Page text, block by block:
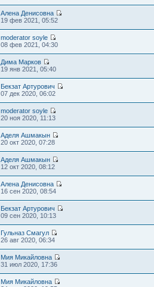
Алена Денисовна
19 фев 2021, 05:52
moderator soyle
08 фев 2021, 04:30
Дима Марков
19 янв 2021, 05:40
Бекзат Артурович
07 дек 2020, 06:02
moderator soyle
20 ноя 2020, 11:13
Аделя Ашмакын
20 окт 2020, 07:28
Аделя Ашмакын
12 окт 2020, 08:12
Алена Денисовна
16 сен 2020, 08:54
Бекзат Артурович
09 сен 2020, 10:13
Гульназ Смагул
26 авг 2020, 06:34
Мия Микайловна
31 июл 2020, 17:36
Мия Микайловна